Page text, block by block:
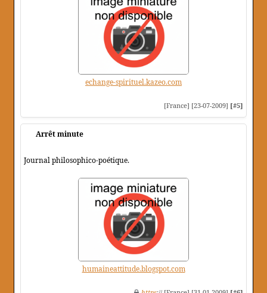
echange-spirituel.kazeo.com
[France] [23-07-2009] [#5]
Arrêt minute
Journal philosophico-poétique.
humaineattitude.blogspot.com